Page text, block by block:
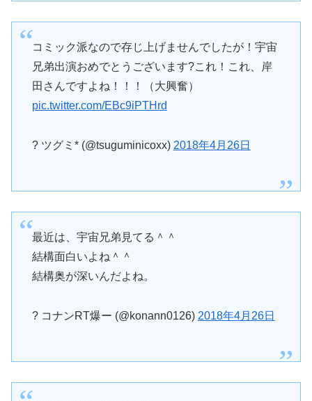
コミック派なので存じ上げませんでしたが！宇宙
兄弟出演おめでとうございます?これ！これ、岸
田さんですよね！！！（大興奮）
pic.twitter.com/EBc9iPTHrd
? ツグミ* (@tsuguminicoxx) 2018年4月26日
最近は、宇宙兄弟見てる＾＾
結構面白いよね＾＾
結構奥が深いんだよね。
? コナンRT爆ー (@konann0126) 2018年4月26日